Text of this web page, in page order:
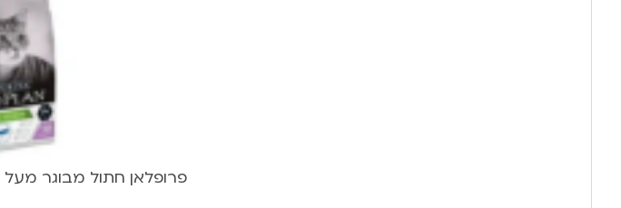
פרופלאן חתול מבוגר מעל 7 שנים סטרילייז עוף 3 ק”ג